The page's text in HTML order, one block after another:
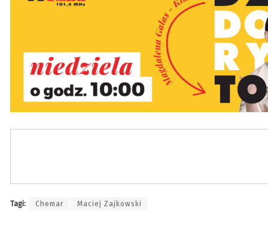
Tagi: Chemar Maciej Zajkowski